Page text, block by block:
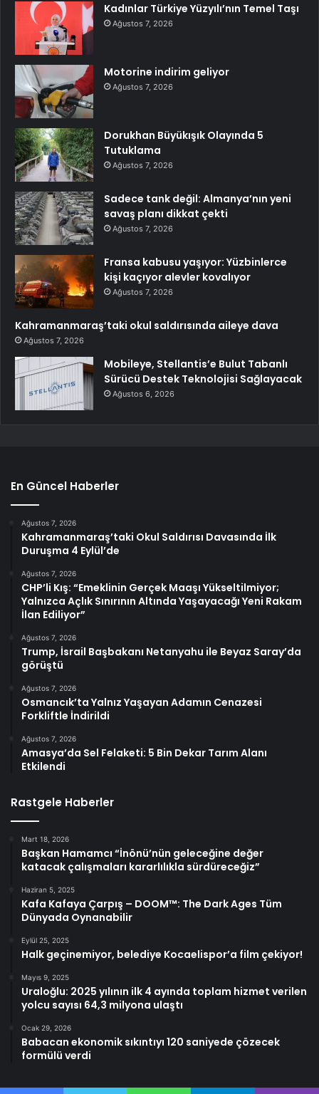
Kadınlar Türkiye Yüzyılı’nın Temel Taşı
Ağustos 7, 2026
Motorine indirim geliyor
Ağustos 7, 2026
Dorukhan Büyükışık Olayında 5
Tutuklama
Ağustos 7, 2026
Sadece tank değil: Almanya’nın yeni
savaş planı dikkat çekti
Ağustos 7, 2026
Fransa kabusu yaşıyor: Yüzbinlerce
kişi kaçıyor alevler kovalıyor
Ağustos 7, 2026
Kahramanmaraş’taki okul saldırısında aileye dava
Ağustos 7, 2026
Mobileye, Stellantis’e Bulut Tabanlı
Sürücü Destek Teknolojisi Sağlayacak
Ağustos 6, 2026
En Güncel Haberler
Ağustos 7, 2026
Kahramanmaraş’taki Okul Saldırısı Davasında İlk
Duruşma 4 Eylül’de
Ağustos 7, 2026
CHP’li Kış: “Emeklinin Gerçek Maaşı Yükseltilmiyor;
Yalnızca Açlık Sınırının Altında Yaşayacağı Yeni Rakam
İlan Ediliyor”
Ağustos 7, 2026
Trump, İsrail Başbakanı Netanyahu ile Beyaz Saray’da
görüştü
Ağustos 7, 2026
Osmancık’ta Yalnız Yaşayan Adamın Cenazesi
Forkliftle İndirildi
Ağustos 7, 2026
Amasya’da Sel Felaketi: 5 Bin Dekar Tarım Alanı
Etkilendi
Rastgele Haberler
Mart 18, 2026
Başkan Hamamcı “İnönü’nün geleceğine değer
katacak çalışmaları kararlılıkla sürdüreceğiz”
Haziran 5, 2025
Kafa Kafaya Çarpış – DOOM™: The Dark Ages Tüm
Dünyada Oynanabilir
Eylül 25, 2025
Halk geçinemiyor, belediye Kocaelispor’a film çekiyor!
Mayıs 9, 2025
Uraloğlu: 2025 yılının ilk 4 ayında toplam hizmet verilen
yolcu sayısı 64,3 milyona ulaştı
Ocak 29, 2026
Babacan ekonomik sıkıntıyı 120 saniyede çözecek
formülü verdi